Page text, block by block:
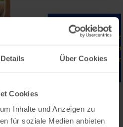
Details Über Cookies
Cookies
Inhalte und Anzeigen zu
für soziale Medien anbieten